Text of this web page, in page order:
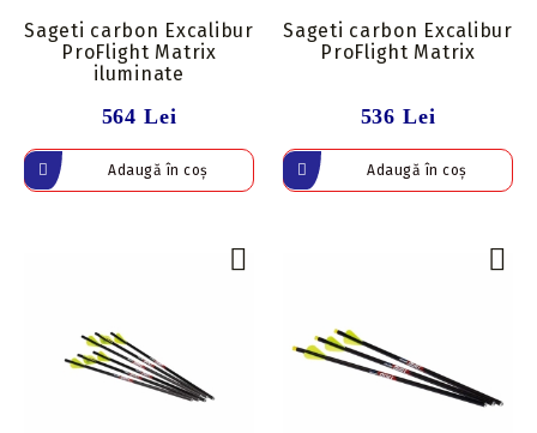
Sageti carbon Excalibur
ProFlight Matrix
iluminate
564 Lei
Sageti carbon Excalibur
ProFlight Matrix
536 Lei